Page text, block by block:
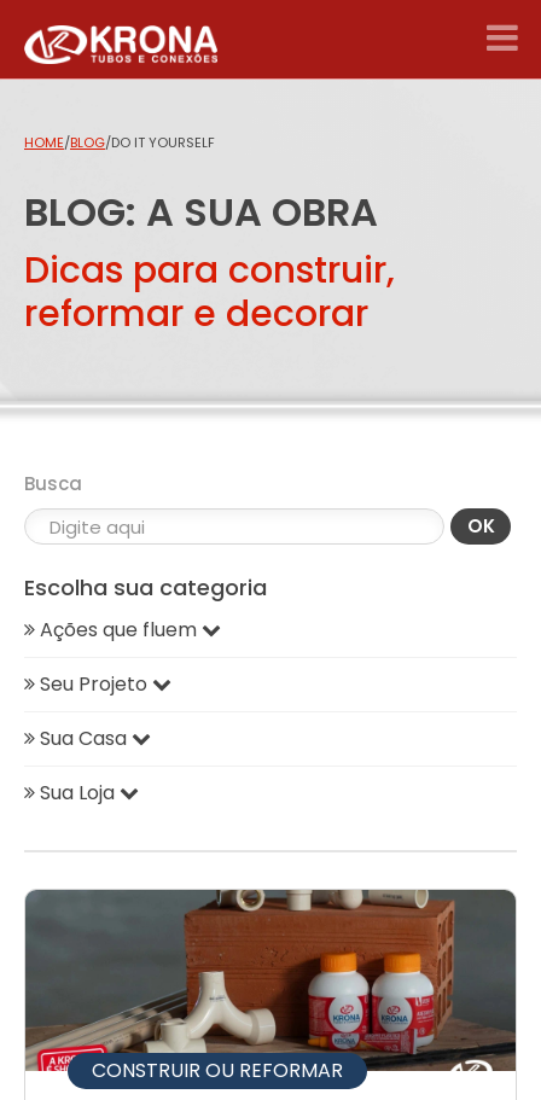
HOME/BLOG/DO IT YOURSELF
BLOG: A SUA OBRA
Dicas para construir,
reformar e decorar
Busca
OK
CONSTRUIR OU REFORMAR
Escolha sua categoria
Ações que fluem
Seu Projeto
Sua Casa
Sua Loja